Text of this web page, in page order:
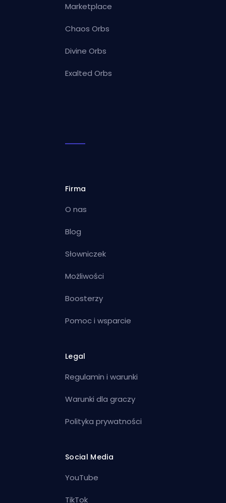
Marketplace
Chaos Orbs
Divine Orbs
Exalted Orbs
Firma
O nas
Blog
Słowniczek
Możliwości
Boosterzy
Pomoc i wsparcie
Legal
Regulamin i warunki
Warunki dla graczy
Polityka prywatności
Social Media
YouTube
TikTok